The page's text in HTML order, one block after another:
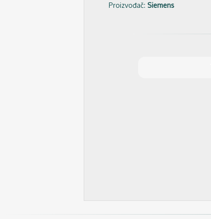
Proizvođač: Siemens